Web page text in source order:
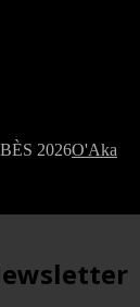
2026O'Aka